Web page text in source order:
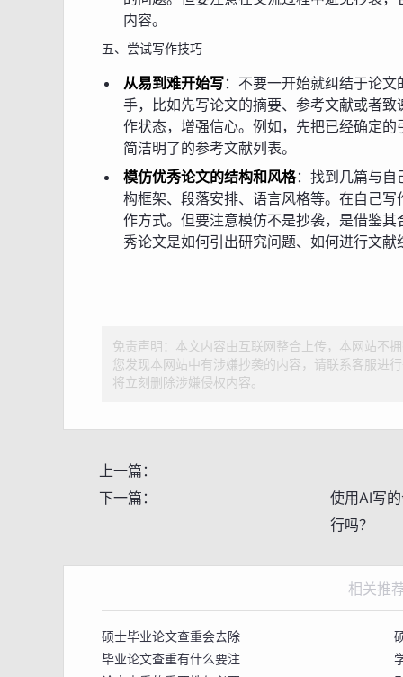
内容。
五、尝试写作技巧
从易到难开始写：不要一开始就纠结于论
手，比如先写论文的摘要、参考文献或者
作状态，增强信心。例如，先把已经确定
简洁明了的参考文献列表。
模仿优秀论文的结构和风格：找到几篇与自
构框架、段落安排、语言风格等。在自己
作方式。但要注意模仿不是抄袭，是借鉴
秀论文是如何引出研究问题、如何进行文献
免责声明：本文内容由互联网整合上传，本网站不
您发现本网站中有涉嫌抄袭的内容，请联系客服进
将立刻删除涉嫌侵权内容。
上一篇：
下一篇：
使用AI写
行吗？
相关推
硕士毕业论文查重会去除
毕业论文查重有什么要注